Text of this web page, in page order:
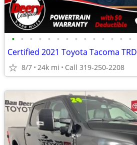
• • • • • • • • • • • • • •
8/7 24k mi Call 319-250-2208